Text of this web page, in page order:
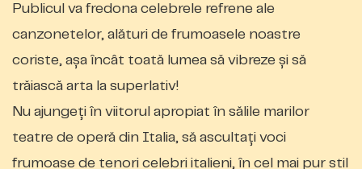
Publicul va fredona celebrele refrene ale
canzonetelor, alături de frumoasele noastre
coriste, așa încât toată lumea să vibreze și să
trăiască arta la superlativ!
Nu ajungeți în viitorul apropiat în sălile marilor
teatre de operă din Italia, să ascultați voci
frumoase de tenori celebri italieni, în cel mai pur stil